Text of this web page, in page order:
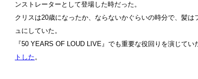
ンストレーターとして登場した時だった。
クリスは20歳になったか、ならないかぐらいの時分で、髪は
ュにしていた。
『50 YEARS OF LOUD LIVE』でも重要な役回りを演じてい
トした。